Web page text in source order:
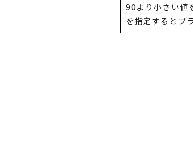
90より小さい値
を指定するとプ